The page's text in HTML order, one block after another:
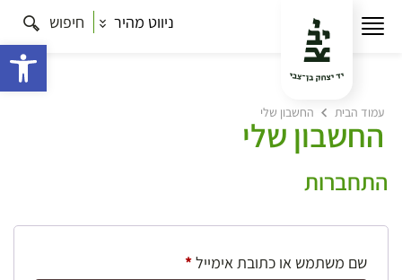
ניווט מהיר חיפוש
עמוד הבית החשבון שלי
החשבון שלי
התחברות
שם משתמש או כתובת אימייל*חובה